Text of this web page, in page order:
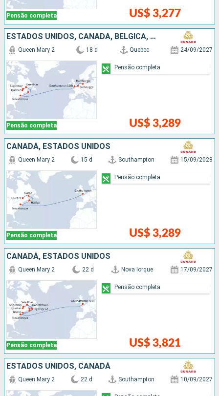
Pensão completa US$ 3,277
ESTADOS UNIDOS, CANADÁ, BÉLGICA, ALEMANHA
Pensão completa
Queen Mary 2 18 d Quebec 24/09/2027
US$ 3,289
Pensão completa
CANADÁ, ESTADOS UNIDOS
Pensão completa
Queen Mary 2 15 d Southampton 15/09/2028
US$ 3,289
Pensão completa
CANADÁ, ESTADOS UNIDOS
Pensão completa
Queen Mary 2 22 d Nova Iorque 17/09/2027
US$ 3,821
Pensão completa
ESTADOS UNIDOS, CANADÁ
Queen Mary 2 22 d Southampton 10/09/2027